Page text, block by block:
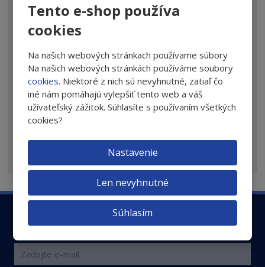
Tento e-shop používa
cookies
Na našich webových stránkach používame súbory
Na našich webových stránkách používáme soubory
cookies. Niektoré z nich sú nevyhnutné, zatiaľ čo
iné nám pomáhajú vylepšiť tento web a váš
užívateľský zážitok. Súhlasíte s používaním všetkých
cookies?
Nastavenie
Len nevyhnutné
Súhlasím
spracovaním osobných údajov
Zaregistrujte sa k odberu newsletteru a nenechajte